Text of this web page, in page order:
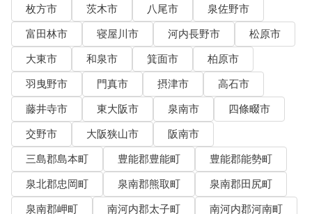
枚方市
茨木市 八尾市
泉佐野市
富田林市
寝屋川市 河内長野市
松原市
大東市
和泉市 箕面市
柏原市
羽曳野市
門真市 摂津市
高石市
藤井寺市
東大阪市 泉南市
四條畷市
交野市
大阪狭山市
阪南市
三島郡島本町
豊能郡豊能町
豊能郡能勢町
泉北郡忠岡町
泉南郡熊取町
泉南郡田尻町
泉南郡岬町
南河内郡太子町
南河内郡河南町